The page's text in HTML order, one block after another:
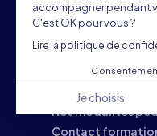
accompagner pendant
C'est OK pour vous ?
Lire la politique de
Je choisis
Pièces de
Nos modalités
Contact